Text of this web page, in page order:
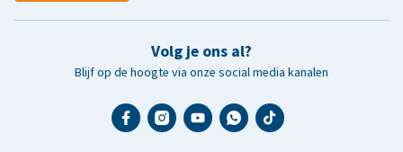
Volg je ons al?
Blijf op de hoogte via onze social media kanalen